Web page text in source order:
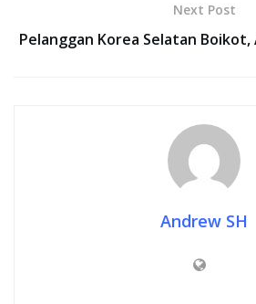
Next Post
Pelanggan Korea Selatan Boikot,
Andrew SH